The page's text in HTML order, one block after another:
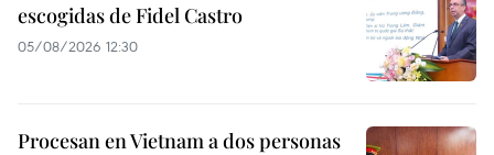
escogidas de Fidel Castro
05/08/2026 12:30
Procesan en Vietnam a dos personas